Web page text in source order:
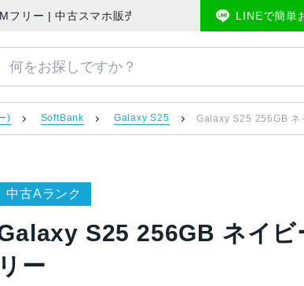
リー | 中古スマホ販売のアメモバマーケットLINEで簡単
) SoftBank Galaxy S25 Galaxy S25 256GB ネ
中古Aランク
S25 256GB ネイ
リー